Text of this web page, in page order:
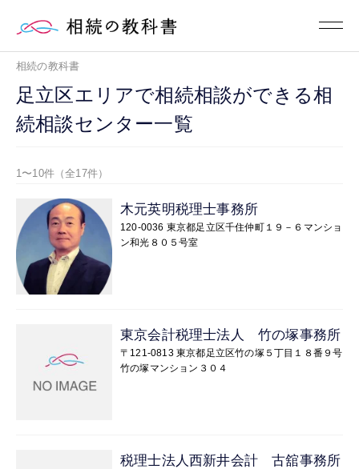
相続の教科書
足立区エリアで相続相談ができる相
続相談センター一覧
1〜10件（全17件）
木元英明税理士事務所
120-0036 東京都足立区千住仲町１９－６マンショ
ン和光８０５号室
東京会計税理士法人 竹の塚事務所
〒121-0813 東京都足立区竹の塚５丁目１８番９号
竹の塚マンション３０４
税理士法人西新井会計 古舘事務所